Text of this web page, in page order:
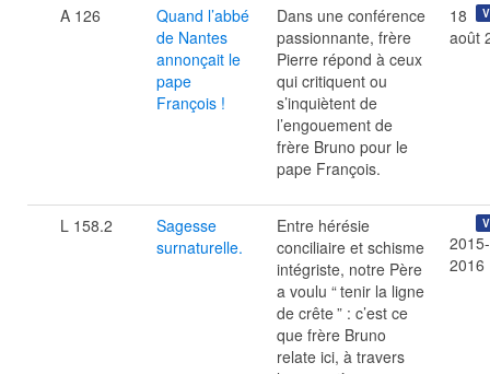
A 126
Quand l’abbé
de Nantes
annonçait le
pape
François !
Dans une conférence
passionnante, frère
Pierre répond à ceux
qui critiquent ou
s’inquiètent de
l’engouement de
frère Bruno pour le
pape François.
18
août
L 158.2
Sagesse
surnaturelle.
Entre hérésie
conciliaire et schisme
intégriste, notre Père
a voulu “tenir la ligne
de crête” : c’est ce
que frère Bruno
relate ici, à travers
2015-
2016